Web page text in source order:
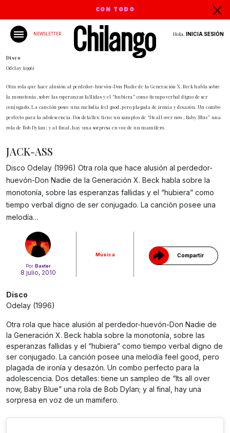
CON TODO
NEWSLETTER Hola, INICIA SESIÓN
Disco
Odelay (1996)
Otra rola que hace alusión al perdedor-huevón-Don Nadie de la Generación X. Beck habla sobre
la monotonía, sobre las esperanzas fallidas y el “hubiera” como tiempo verbal digno de ser
conjugado. La canción posee una melodía feel good, pero plagada de ironía y desazón. Un combo
perfecto para la adolescencia. Dos detalles: tiene un sampleo de “Its all over now, Baby Blue” una
rola de Bob Dylan; y al final, hay una sorpresa en voz de un mamifero.
Por Baxter
8 julio, 2010
Música Compartir
Gracias!
JACK-ASS
Disco Odelay (1996) Otra rola que hace alusión al perdedor-
huevón-Don Nadie de la Generación X. Beck habla sobre la
monotonía, sobre las esperanzas fallidas y el “hubiera” como
tiempo verbal digno de ser conjugado. La canción posee una
melodía…
Disco
Odelay (1996)
Otra rola que hace alusión al perdedor-huevón-Don Nadie de
la Generación X. Beck habla sobre la monotonía, sobre las
esperanzas fallidas y el “hubiera” como tiempo verbal digno de
ser conjugado. La canción posee una melodía feel good, pero
plagada de ironía y desazón. Un combo perfecto para la
adolescencia. Dos detalles: tiene un sampleo de “Its all over
now, Baby Blue” una rola de Bob Dylan; y al final, hay una
sorpresa en voz de un mamifero.